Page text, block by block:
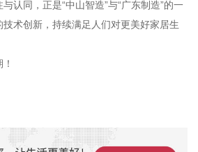
认同，正是“中山智造”与“广东制造”的一
术创新，持续满足人们对更美好家居生